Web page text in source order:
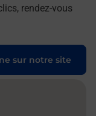
rendez-vous
sur notre site